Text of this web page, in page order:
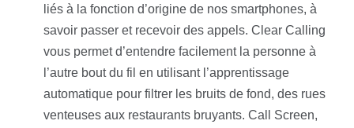
liés à la fonction d’origine de nos smartphones, à
savoir passer et recevoir des appels. Clear Calling
vous permet d’entendre facilement la personne à
l’autre bout du fil en utilisant l’apprentissage
automatique pour filtrer les bruits de fond, des rues
venteuses aux restaurants bruyants. Call Screen,